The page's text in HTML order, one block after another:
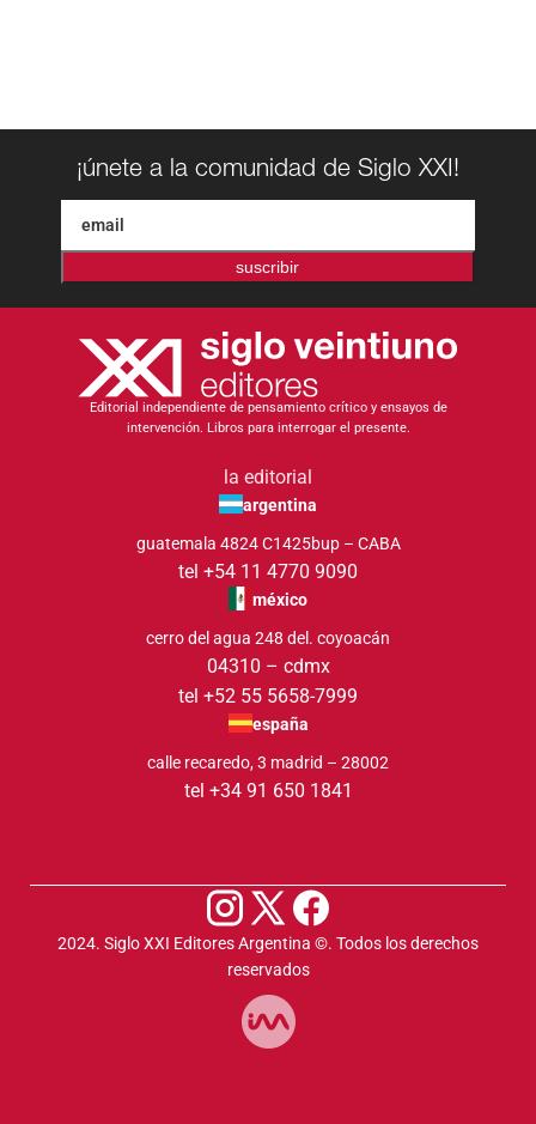
¡únete a la comunidad de Siglo XXI!
suscribir
Editorial independiente de pensamiento crítico y ensayos de
intervención. Libros para interrogar el presente.
la editorial
argentina
guatemala 4824 C1425bup – CABA
tel +54 11 4770 9090
méxico
cerro del agua 248 del. coyoacán
04310 – cdmx
tel +52 55 5658-7999
españa
calle recaredo, 3 madrid – 28002
tel +34 91 650 1841
2024. Siglo XXI Editores Argentina ©️. Todos los derechos
reservados